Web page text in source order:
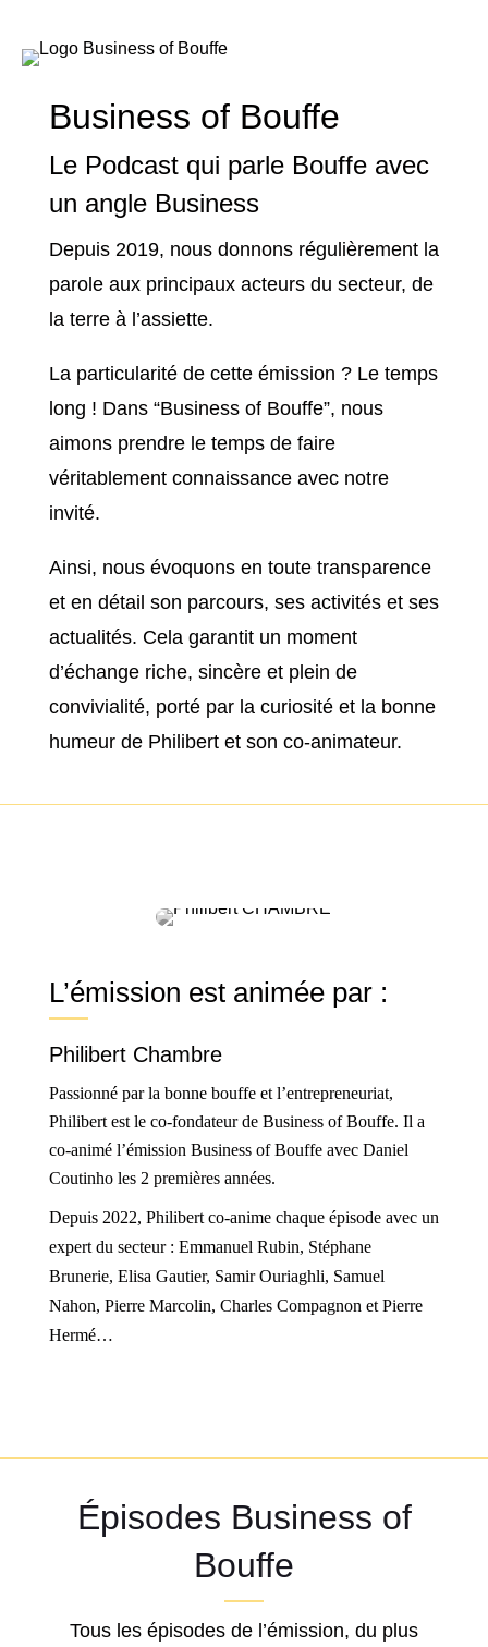
Business of Bouffe
Le Podcast qui parle Bouffe avec
un angle Business
Depuis 2019, nous donnons régulièrement la
parole aux principaux acteurs du secteur, de
la terre à l’assiette.
La particularité de cette émission ? Le temps
long ! Dans “Business of Bouffe”, nous
aimons prendre le temps de faire
véritablement connaissance avec notre
invité.
Ainsi, nous évoquons en toute transparence
et en détail son parcours, ses activités et ses
actualités. Cela garantit un moment
d’échange riche, sincère et plein de
convivialité, porté par la curiosité et la bonne
humeur de Philibert et son co-animateur.
L’émission est animée par :
Philibert Chambre
Passionné par la bonne bouffe et l’entrepreneuriat,
Philibert est le co-fondateur de Business of Bouffe. Il a
co-animé l’émission Business of Bouffe avec Daniel
Coutinho les 2 premières années.
Depuis 2022, Philibert co-anime chaque épisode avec un
expert du secteur : Emmanuel Rubin, Stéphane
Brunerie, Elisa Gautier, Samir Ouriaghli, Samuel
Nahon, Pierre Marcolin, Charles Compagnon et Pierre
Hermé…
Épisodes Business of
Bouffe
Tous les épisodes de l’émission, du plus